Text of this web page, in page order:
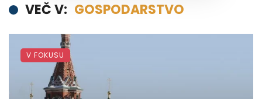
VEČ V: GOSPODARSTVO
V FOKUSU